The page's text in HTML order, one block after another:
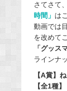
o
さてさて
時間」 は
動画では
を改めて
「グッス
ラインナ
【A賞】
【全1種】